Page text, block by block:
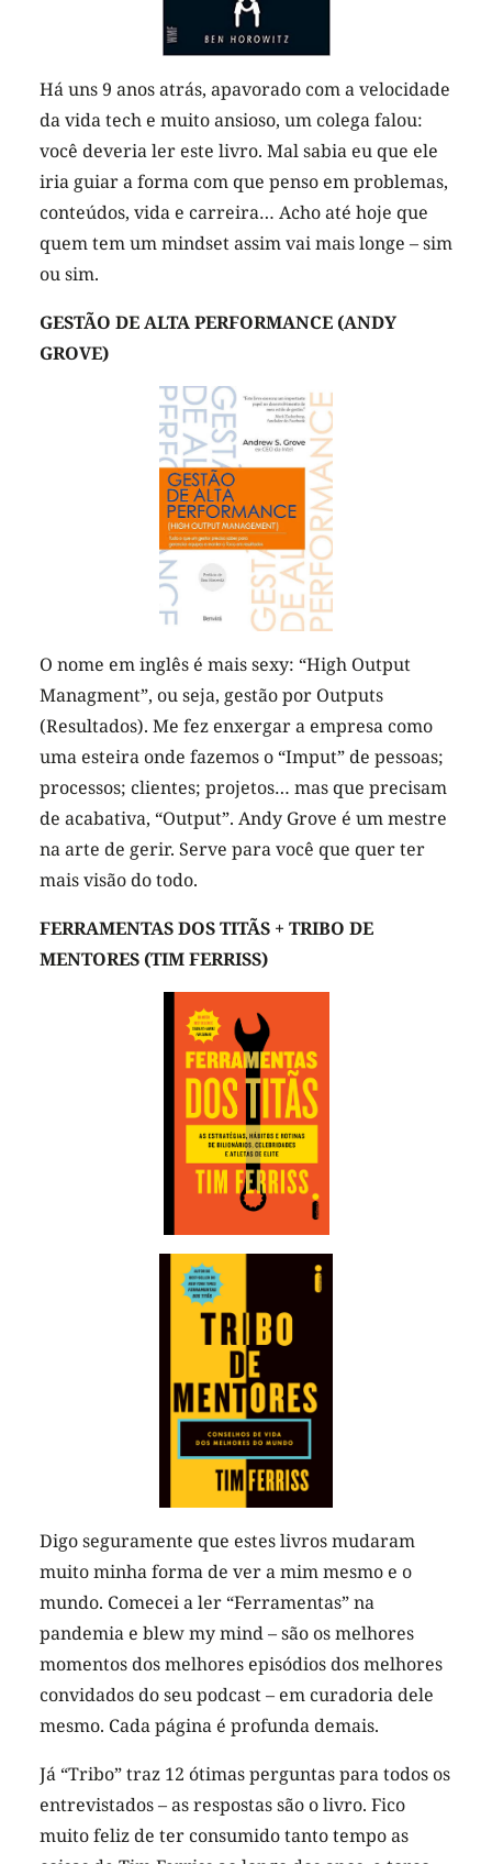
Há uns 9 anos atrás, apavorado com a velocidade
da vida tech e muito ansioso, um colega falou:
você deveria ler este livro. Mal sabia eu que ele
iria guiar a forma com que penso em problemas,
conteúdos, vida e carreira… Acho até hoje que
quem tem um mindset assim vai mais longe – sim
ou sim.
GESTÃO DE ALTA PERFORMANCE (ANDY
GROVE)
O nome em inglês é mais sexy: “High Output
Managment”, ou seja, gestão por Outputs
(Resultados). Me fez enxergar a empresa como
uma esteira onde fazemos o “Imput” de pessoas;
processos; clientes; projetos… mas que precisam
de acabativa, “Output”. Andy Grove é um mestre
na arte de gerir. Serve para você que quer ter
mais visão do todo.
FERRAMENTAS DOS TITÃS + TRIBO DE
MENTORES (TIM FERRISS)
Digo seguramente que estes livros mudaram
muito minha forma de ver a mim mesmo e o
mundo. Comecei a ler “Ferramentas” na
pandemia e blew my mind– são os melhores
momentos dos melhores episódios dos melhores
convidados do seu podcast – em curadoria dele
mesmo. Cada página é profunda demais.
Já “Tribo” traz 12 ótimas perguntas para todos os
entrevistados – as respostas são o livro. Fico
muito feliz de ter consumido tanto tempo as